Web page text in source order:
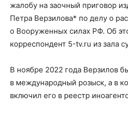
жалобу на заочный приговор
Петра Верзилова* по делу о
о Вооруженных силах РФ. Об
корреспондент 5-tv.ru из зала
В ноябре 2022 года Верзилов
в международный розыск, а в
включил его в реестр